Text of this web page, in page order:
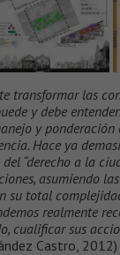
transformar las
y debe
y ponderación
Hace ya
“derecho a la
asumiendo
su total
realmente
cualificar sus
Castro, 2012)